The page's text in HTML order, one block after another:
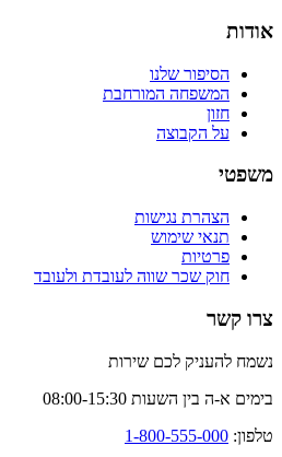
אודות
הסיפור שלנו
המשפחה המורחבת
חזון
על הקבוצה
משפטי
הצהרת נגישות
תנאי שימוש
פרטיות
חוק שכר שווה לעובדת ולעובד
צרו קשר
נשמח להעניק לכם שירות
בימים א-ה בין השעות 08:00-15:30
טלפון: 1-800-555-000